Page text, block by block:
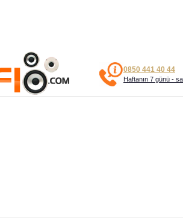
0850 441 40 44
Haftanın 7 günü -